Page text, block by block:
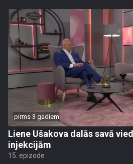
pirms 3 gadiem
Liene Ušakova dalās savā
injekcijām
15. epizode